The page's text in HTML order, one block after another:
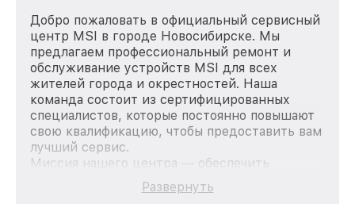
Добро пожаловать в официальный сервисный
центр MSI в городе Новосибирске. Мы
предлагаем профессиональный ремонт и
обслуживание устройств MSI для всех
жителей города и окрестностей. Наша
команда состоит из сертифицированных
специалистов, которые постоянно повышают
свою квалификацию, чтобы предоставить вам
лучший сервис.
Миссия нашего центра — обеспечить
качественный и доступный ремонт для
каждого пользователя продукции MSI, вне
Развернуть